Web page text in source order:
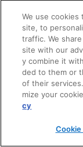
製品仕様
ズ
さ：
4,0
We use
site, to
traffic. We
site with our
y combine it
ded to them or
of their
mize your
cy